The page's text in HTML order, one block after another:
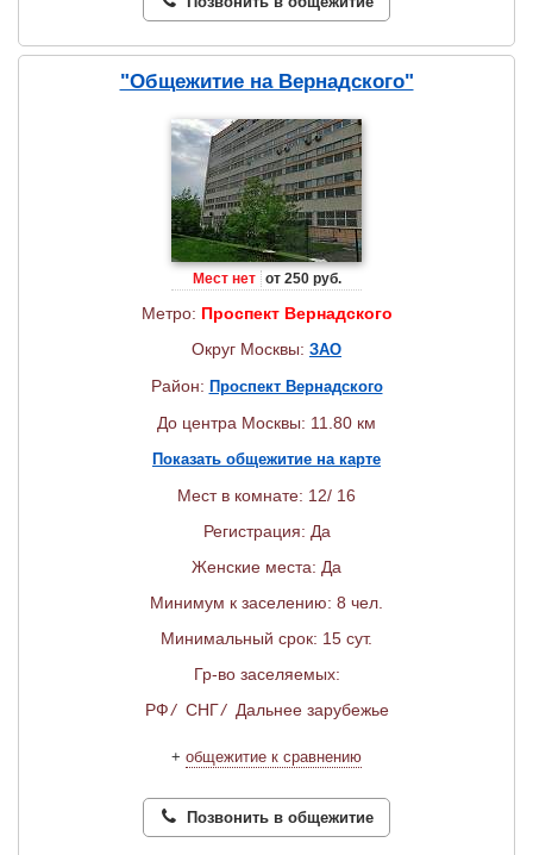
"Общежитие на Вернадского"
Мест нет от 250 руб.
Метро: Проспект Вернадского
Округ Москвы: ЗАО
Район: Проспект Вернадского
До центра Москвы: 11.80 км
Показать общежитие на карте
Мест в комнате: 12/ 16
Регистрация: Да
Женские места: Да
Минимум к заселению: 8 чел.
Минимальный срок: 15 сут.
Гр-во заселяемых:
РФ/ СНГ/ Дальнее зарубежье
+ общежитие к сравнению
Позвонить в общежитие